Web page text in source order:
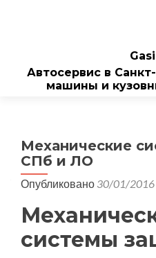
Автосервис в
машины и
Механические
СПб и ЛО
Опубликовано 30/01/2016
системы